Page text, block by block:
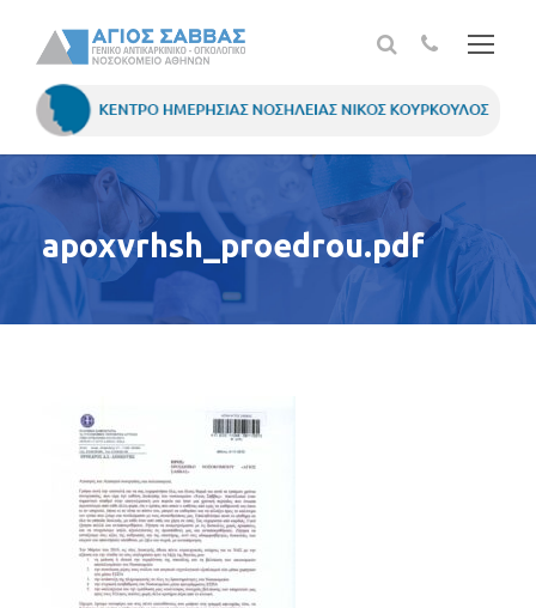
apoxvrhsh_proedrou.pdf